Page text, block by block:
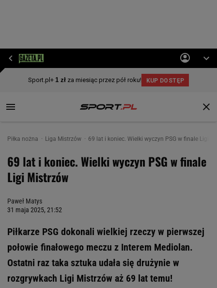
Piłka nożna Liga Mistrzów 69 lat i koniec. Wielki wyczyn PSG w finale Ligi
69 lat i koniec. Wielki wyczyn PSG w finale
Ligi Mistrzów
Paweł Matys
31 maja 2025, 21:52
Piłkarze PSG dokonali wielkiej rzeczy w pierwszej
połowie finałowego meczu z Interem Mediolan.
Ostatni raz taka sztuka udała się drużynie w
rozgrywkach Ligi Mistrzów aż 69 lat temu!